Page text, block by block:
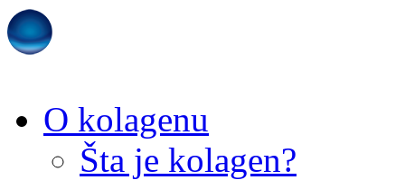
O kolagenu
Šta je kolagen?